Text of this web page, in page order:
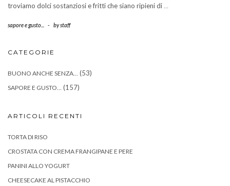
troviamo dolci sostanziosi e fritti che siano ripieni di …
sapore e gusto... - bystaff
CATEGORIE
BUONO ANCHE SENZA… (53)
SAPORE E GUSTO… (157)
ARTICOLI RECENTI
TORTA DI RISO
CROSTATA CON CREMA FRANGIPANE E PERE
PANINI ALLO YOGURT
CHEESECAKE AL PISTACCHIO